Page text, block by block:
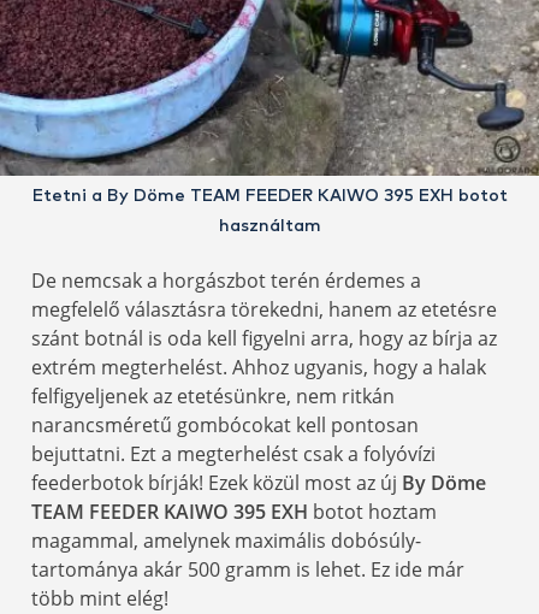
Etetni a By Döme TEAM FEEDER KAIWO 395 EXH botot
használtam
De nemcsak a horgászbot terén érdemes a
megfelelő választásra törekedni, hanem az etetésre
szánt botnál is oda kell figyelni arra, hogy az bírja az
extrém megterhelést. Ahhoz ugyanis, hogy a halak
felfigyeljenek az etetésünkre, nem ritkán
narancsméretű gombócokat kell pontosan
bejuttatni. Ezt a megterhelést csak a folyóvízi
feederbotok bírják! Ezek közül most az új By Döme
TEAM FEEDER KAIWO 395 EXH botot hoztam
magammal, amelynek maximális dobósúly-
tartománya akár 500 gramm is lehet. Ez ide már
több mint elég!